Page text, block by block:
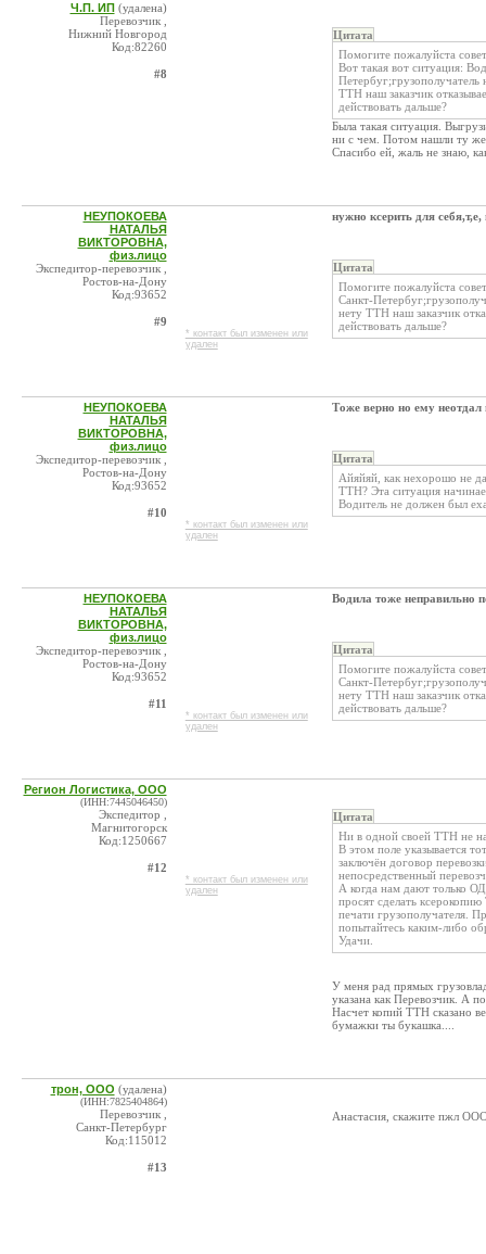
Ч.П. ИП (удалена)
Перевозчик ,
Нижний Новгород
Код:82260
#8
Цитата
Помогите пожалуйста
Вот такая вот ситуация:
Петербуг;грузополучатель
ТТН наш заказчик
действовать дальше?
Была такая ситуация.
ни с чем. Потом нашли ту
Спасибо ей, жаль не знаю,
НЕУПОКОЕВА
НАТАЛЬЯ
ВИКТОРОВНА,
физ.лицо
Экспедитор-перевозчик ,
Ростов-на-Дону
Код:93652
#9
* контакт был изменен или
удален
нужно ксерить для
Цитата
Помогите пожалуйста
Санкт-
нету ТТН наш заказчик
действовать дальше?
НЕУПОКОЕВА
НАТАЛЬЯ
ВИКТОРОВНА,
физ.лицо
Экспедитор-перевозчик ,
Ростов-на-Дону
Код:93652
#10
* контакт был изменен или
удален
Тоже верно но ему неотдал
Цитата
Айяйяй, как нехорошо не
ТТН? Эта ситуация
Водитель не должен был
НЕУПОКОЕВА
НАТАЛЬЯ
ВИКТОРОВНА,
физ.лицо
Экспедитор-перевозчик ,
Ростов-на-Дону
Код:93652
#11
* контакт был изменен или
удален
Водила тоже неправильно
Цитата
Помогите пожалуйста
Санкт-
нету ТТН наш заказчик
действовать дальше?
Регион Логистика, ООО
(ИНН:7445046450)
Экспедитор ,
Магнитогорск
Код:1250667
#12
* контакт был изменен или
удален
Цитата
Ни в одной своей ТТН не
В этом поле указывается
заключён договор
непосредственный
А когда нам дают только
просят сделать
печати грузополучателя.
попытайтесь каким-либо
Удачи.
У меня рад прямых
указана как Перевозчик. А
Насчет копий ТТН сказано
бумажки ты букашка....
трон, ООО (удалена)
(ИНН:7825404864)
Перевозчик ,
Санкт-Петербург
Код:115012
#13
Анастасия, скажите пжл